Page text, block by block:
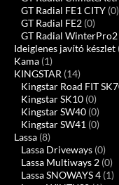
GT Radial FE1 CITY (0)
GT Radial FE2 (0)
GT Radial WinterPro2
Ideiglenes javító készlet
Kama (1)
KINGSTAR (14)
Kingstar Road FIT
Kingstar SK10 (0)
Kingstar SW40 (0)
Kingstar SW41 (0)
Lassa (8)
Lassa Driveways (0)
Lassa Multiways 2 (0)
Lassa SNOWAYS 4 (1)